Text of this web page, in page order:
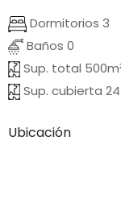
Dormitorios 3
Baños 0
Sup. total
Sup. cubierta
Ubicación